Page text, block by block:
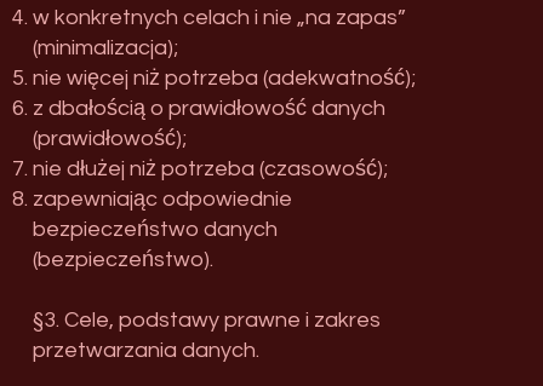
w konkretnych celach i nie „na zapas”
(minimalizacja);
nie więcej niż potrzeba (adekwatność);
z dbałością o prawidłowość danych
(prawidłowość);
nie dłużej niż potrzeba (czasowość);
zapewniając odpowiednie
bezpieczeństwo danych
(bezpieczeństwo).
§3. Cele, podstawy prawne i zakres
przetwarzania danych.